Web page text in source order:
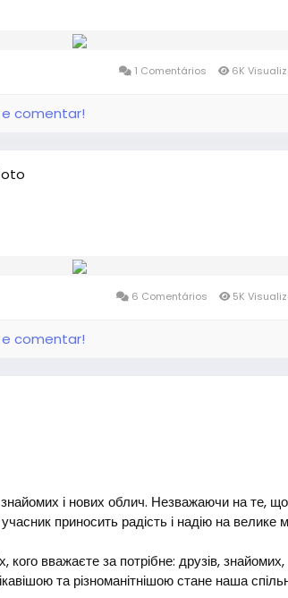
1 Comentários 6K
e comentar!
6 Comentários 5K
e comentar!
і нових облич. Незважаючи на те,
приносить радість і надію на велике
вважаєте за потрібне: друзів, знайомих,
та різноманітнішою стане наша